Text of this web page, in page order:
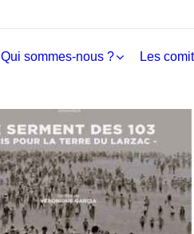
Qui sommes-nous ? Les